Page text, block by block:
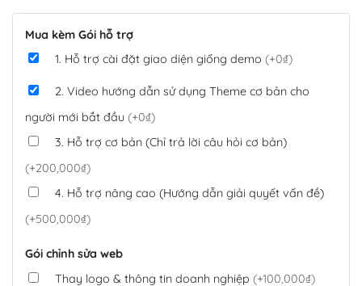
Mua kèm Gói hỗ trợ
1. Hỗ trợ cài đặt giao diện giống demo (+0₫)
2. Video hướng dẫn sử dụng Theme cơ bản cho
người mới bắt đầu (+0₫)
3. Hỗ trợ cơ bản (Chỉ trả lời câu hỏi cơ bản)
(+200,000₫)
4. Hỗ trợ nâng cao (Hướng dẫn giải quyết vấn đề)
(+500,000₫)
Gói chỉnh sửa web
Thay logo & thông tin doanh nghiệp (+100,000₫)